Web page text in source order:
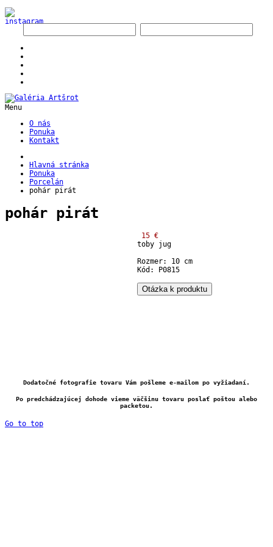
Menu
O nás
Ponuka
Kontakt
Hlavná stránka
Ponuka
Porcelán
pohár pirát
pohár pirát
15 €
toby jug
Rozmer: 10 cm
Kód: P0815
Otázka k produktu
Dodatočné fotografie tovaru Vám pošleme e-mailom po vyžiadaní.
Po predchádzajúcej dohode vieme väčšinu tovaru poslať poštou alebo
packetou.
Go to top